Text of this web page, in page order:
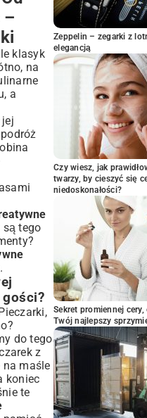
dzień
jajka
–
klasyk
na
a
są tego
.
do tego
z
na maśle
koniec
te
Zeppelin – zegarki z
elegancją
Czy wiesz, jak
twarzy, by cieszyć się
niedoskonałości?
Sekret promiennej
Twój najlepszy